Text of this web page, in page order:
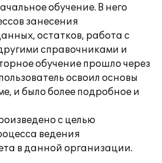
обучение. В него
занесения
остатков, работа с
справочниками и
обучение прошло через
освоил основы
и было более подробное и
с целью
ведения
в данной организации.